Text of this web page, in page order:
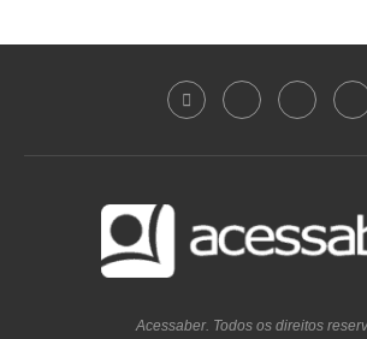
Acessaber. Todos os direitos